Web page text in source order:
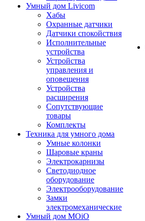
Умный дом Livicom
Хабы
Охранные датчики
Датчики спокойствия
Исполнительные
устройства
Устройства
управления и
оповещения
Устройства
расширения
Сопутствующие
товары
Комплекты
Техника для умного дома
Умные колонки
Шаровые краны
Электрокарнизы
Светодиодное
оборудование
Электрооборудование
Замки
электромеханические
Умный дом MOiO